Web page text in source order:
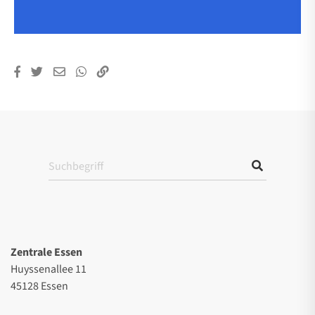
Zentrale Essen
Huyssenallee 11
45128 Essen